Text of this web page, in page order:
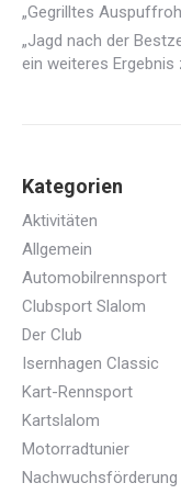
„Gegrilltes
„Jagd nach der
ein weiteres
Kategorien
Aktivitäten
Allgemein
Automobilrennsport
Clubsport Slalom
Der Club
Isernhagen Classic
Kart-Rennsport
Kartslalom
Motorradtunier
Nachwuchsförderung